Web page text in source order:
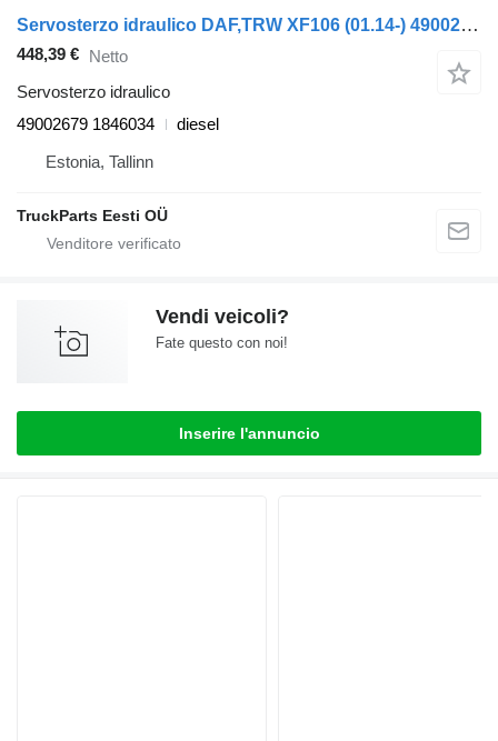
Servosterzo idraulico DAF,TRW XF106 (01.14-) 49002679 per trattore stradale DAF XF106 (2014-)
448,39 € Netto
Servosterzo idraulico
49002679 1846034
diesel
Estonia, Tallinn
TruckParts Eesti OÜ
Vendi veicoli?
Fate questo con noi!
Inserire l'annuncio